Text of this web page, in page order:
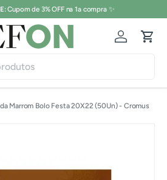
Cupom de 3% OFF na 1a compra ✨
Conecte-
Marrom Bolo Festa 20X22 (50Un) - Cromus